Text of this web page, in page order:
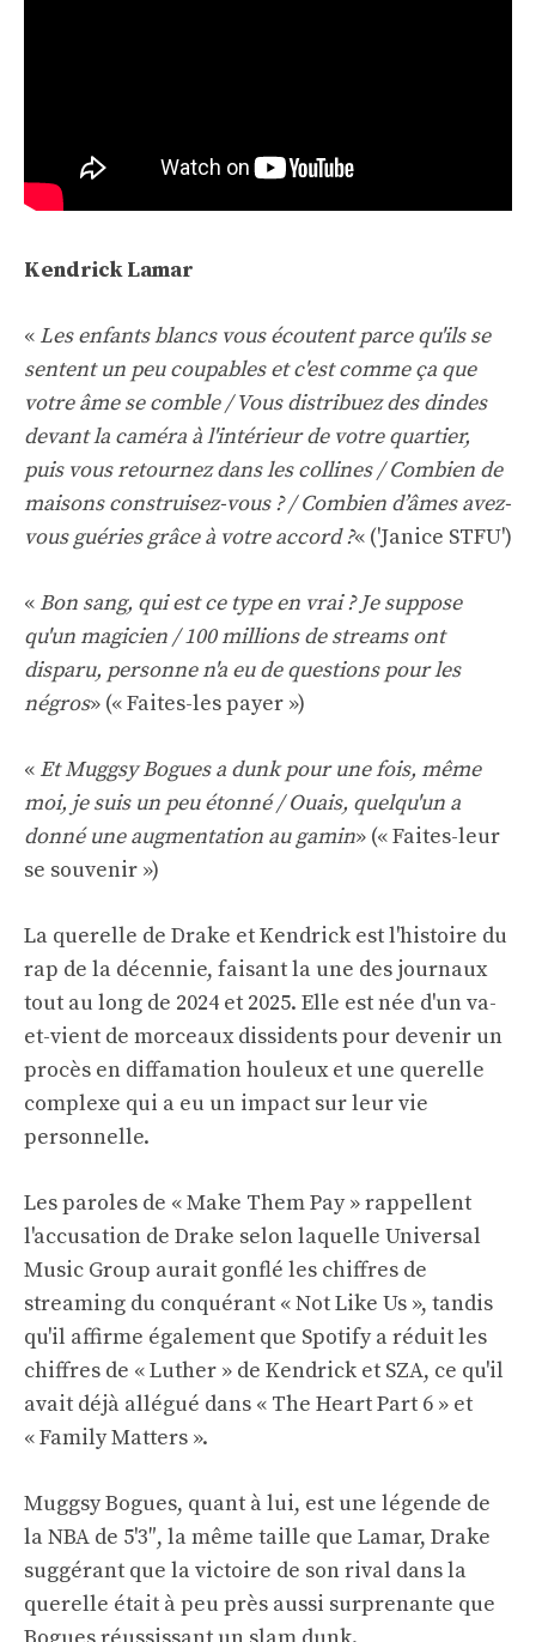
Kendrick Lamar
« Les enfants blancs vous écoutent parce qu'ils se
sentent un peu coupables et c'est comme ça que
votre âme se comble / Vous distribuez des dindes
devant la caméra à l'intérieur de votre quartier,
puis vous retournez dans les collines / Combien de
maisons construisez-vous ? / Combien d’âmes avez-
vous guéries grâce à votre accord ?« ('Janice STFU')
« Bon sang, qui est ce type en vrai ? Je suppose
qu'un magicien / 100 millions de streams ont
disparu, personne n'a eu de questions pour les
négros» (« Faites-les payer »)
« Et Muggsy Bogues a dunk pour une fois, même
moi, je suis un peu étonné / Ouais, quelqu'un a
donné une augmentation au gamin» (« Faites-leur
se souvenir »)
La querelle de Drake et Kendrick est l'histoire du
rap de la décennie, faisant la une des journaux
tout au long de 2024 et 2025. Elle est née d'un va-
et-vient de morceaux dissidents pour devenir un
procès en diffamation houleux et une querelle
complexe qui a eu un impact sur leur vie
personnelle.
Les paroles de « Make Them Pay » rappellent
l'accusation de Drake selon laquelle Universal
Music Group aurait gonflé les chiffres de
streaming du conquérant « Not Like Us », tandis
qu'il affirme également que Spotify a réduit les
chiffres de « Luther » de Kendrick et SZA, ce qu'il
avait déjà allégué dans « The Heart Part 6 » et
« Family Matters ».
Muggsy Bogues, quant à lui, est une légende de
la NBA de 5'3″, la même taille que Lamar, Drake
suggérant que la victoire de son rival dans la
querelle était à peu près aussi surprenante que